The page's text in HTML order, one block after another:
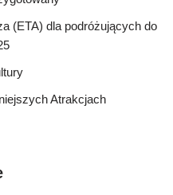
(ETA) dla podróżujących do
Atrakcjach